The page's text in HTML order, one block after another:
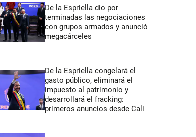
De la Espriella dio por
terminadas las negociaciones
con grupos armados y anunció
megacárceles
De la Espriella congelará el
gasto público, eliminará el
impuesto al patrimonio y
desarrollará el fracking:
primeros anuncios desde Cali